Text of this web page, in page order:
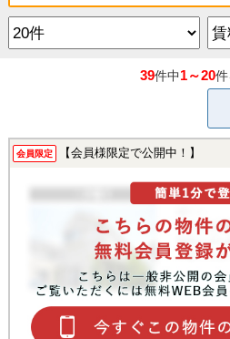
39件中1～20
会員限定 【会員様限定で公開中！】